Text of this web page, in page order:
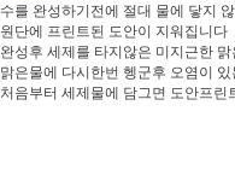
수를 완성하기전에 절대 물에 닿지
원단에 프린트된 도안이 지워집니다
완성후 세제를 타지않은 미지근한
맑은물에 다시한번 헹군후 오염이
처음부터 세제물에 담그면 도안프